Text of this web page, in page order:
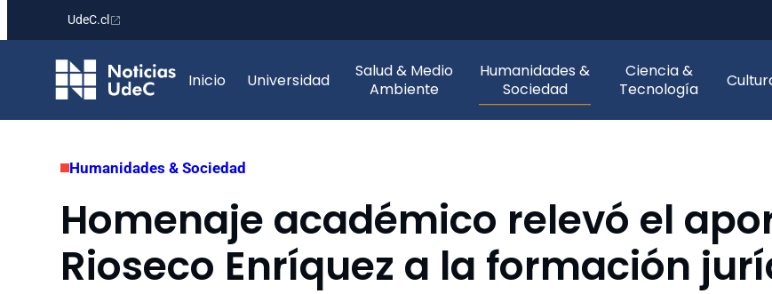
contenido
UdeC.cl
Inicio Universidad
Salud & Medio
Ambiente
Humanidades &
Sociedad
Ciencia &
Tecnología
Humanidades & Sociedad
Homenaje académico relevó el
Rioseco Enríquez a la formación